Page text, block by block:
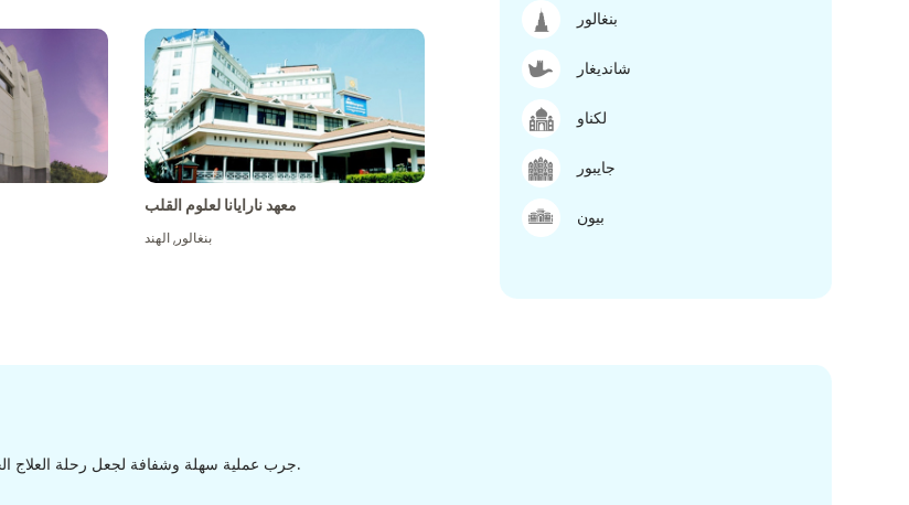
معهد نارايانا لعلوم القلب
بنغالور,الهند
بنغالور
شانديغار
لكناو
جايبور
بيون
جرب عملية سهلة وشفافة لجعل رحلة العلاج الخاصة بك ناجحة من الاكتشاف إلى التفريغ من خلال عملية سهلة وسلسة.